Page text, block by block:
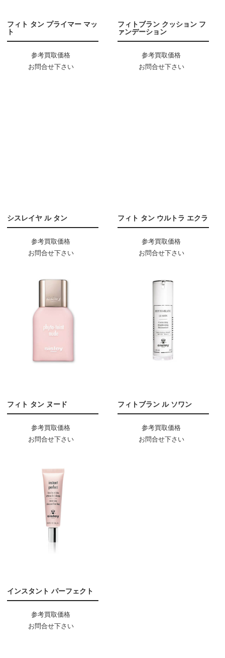
フィト タン プライマー マッ
ト
参考買取価格
お問合せ下さい
フィトブラン クッション フ
ァンデーション
参考買取価格
お問合せ下さい
シスレイヤ ル タン
参考買取価格
お問合せ下さい
フィト タン ウルトラ エクラ
参考買取価格
お問合せ下さい
フィト タン ヌード
参考買取価格
お問合せ下さい
フィトブラン ル ソワン
参考買取価格
お問合せ下さい
インスタント パーフェクト
参考買取価格
お問合せ下さい